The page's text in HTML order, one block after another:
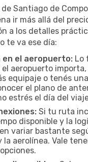
Santiago de
ir más allá del
a los detalles
te va ese día:
en el aeropuerto: Lo
el aeropuerto
equipaje o tenés
el plano de
estrés el día del
Si tu ruta
disponible y la
variar bastante
la aerolínea. Vale